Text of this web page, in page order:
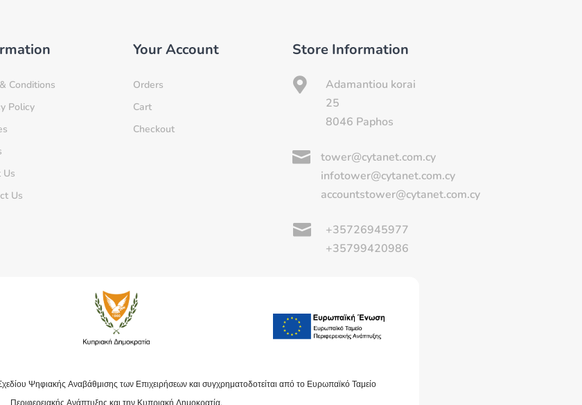
Conditions
Policy
Us
Us
Your Account
Orders
Cart
Checkout
Store Information

Adamantiou korai
25
8046 Paphos

tower@cytanet.com.cy
infotower@cytanet.com.cy
accountstower@cytanet.com.cy

+35726945977
+35799420986
Ψηφιακής Αναβάθμισης των Επιχειρήσεων και συγχρηματοδοτείται από το Ευρωπαϊκό Ταμείο